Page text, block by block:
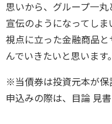
思いから、グループ一
宣伝のようになってし
視点に立った金融商品
んでいきたいと思います。
※当債券は投資元本が保
申込みの際は、目論 見